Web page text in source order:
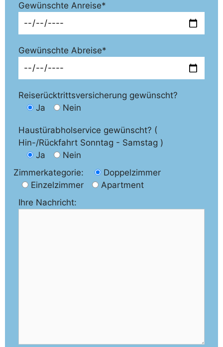
Gewünschte Anreise*
Gewünschte Abreise*
Reiserücktrittsversicherung gewünscht?
Ja
Nein
Haustürabholservice gewünscht? (
Hin-/Rückfahrt Sonntag - Samstag )
Ja
Nein
Zimmerkategorie:
Doppelzimmer
Einzelzimmer
Apartment
Ihre Nachricht: